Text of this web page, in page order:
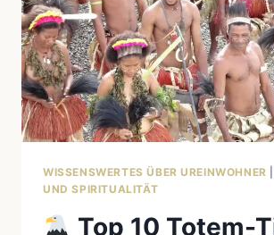
WISSENSWERTES ÜBER UREINWOHNER
UND SPIRITUALITÄT
Top 10 Totem-